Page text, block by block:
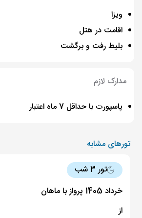
ویزا
اقامت در هتل
بلیط رفت و برگشت
مدارک لازم
پاسپورت با حداقل 7 ماه اعتبار
تورهای مشابه
تور 3 شب
خرداد 1405 پرواز با ماهان
از